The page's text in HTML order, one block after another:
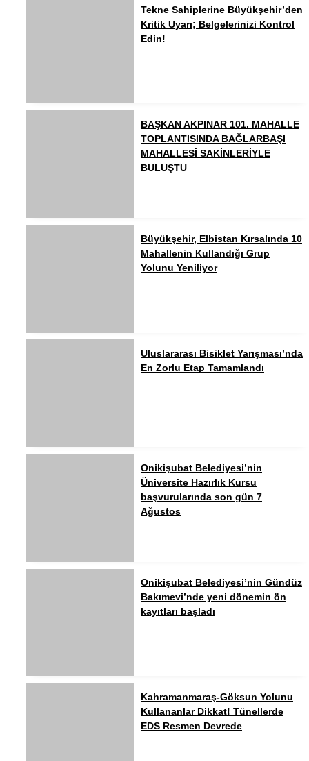
Tekne Sahiplerine Büyükşehir’den
Kritik Uyarı; Belgelerinizi Kontrol
Edin!
BAŞKAN AKPINAR 101. MAHALLE
TOPLANTISINDA BAĞLARBAŞI
MAHALLESİ SAKİNLERİYLE
BULUŞTU
Büyükşehir, Elbistan Kırsalında 10
Mahallenin Kullandığı Grup
Yolunu Yeniliyor
Uluslararası Bisiklet Yarışması’nda
En Zorlu Etap Tamamlandı
Onikişubat Belediyesi’nin
Üniversite Hazırlık Kursu
başvurularında son gün 7
Ağustos
Onikişubat Belediyesi’nin Gündüz
Bakımevi’nde yeni dönemin ön
kayıtları başladı
Kahramanmaraş-Göksun Yolunu
Kullananlar Dikkat! Tünellerde
EDS Resmen Devrede